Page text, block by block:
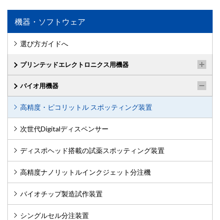
機器・ソフトウェア
選び方ガイドへ
プリンテッドエレクトロニクス用機器
バイオ用機器
高精度・ピコリットル スポッティング装置
次世代Digitalディスペンサー
ディスポヘッド搭載の試薬スポッティング装置
高精度ナノリットルインクジェット分注機
バイオチップ製造試作装置
シングルセル分注装置